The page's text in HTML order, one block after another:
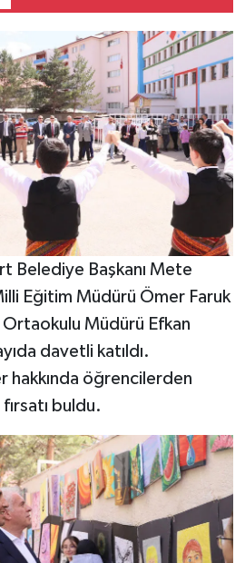
Belediye Başkanı Mete
Eğitim Müdürü Ömer Faruk
Müdürü Efkan
davetli katıldı.
hakkında öğrencilerden
buldu.